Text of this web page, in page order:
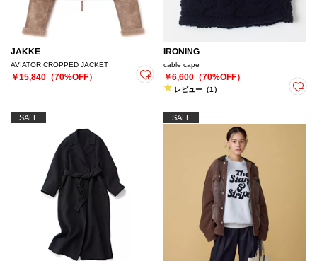
JAKKE
AVIATOR CROPPED JACKET
￥15,840（70%OFF）
IRONING
cable cape
￥6,600（70%OFF）
レビュー（1）
SALE SALE